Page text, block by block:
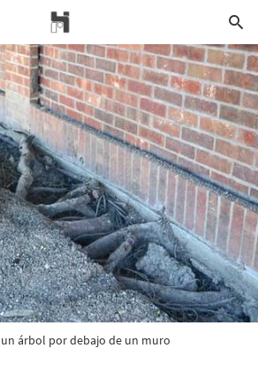
un árbol por debajo de un muro